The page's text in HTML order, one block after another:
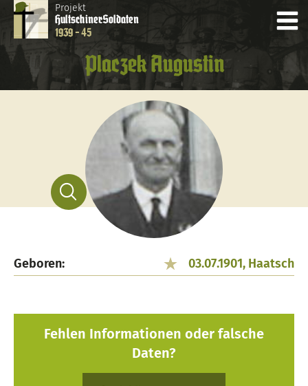
Projekt
HultschinerSoldaten
1939 - 45
Placzek Augustin
Geboren: 03.07.1901, Haatsch
Fehlen Informationen oder falsche
Daten?